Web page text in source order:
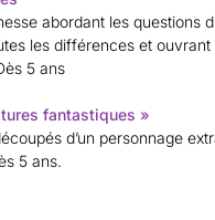
abordant les questions
les différences et
5 ans
fantastiques »
d’un personnage
5 ans.